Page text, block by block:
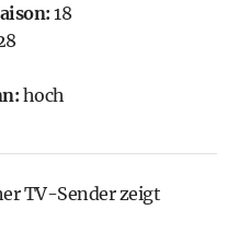
18
hoch
TV-Sender zeigt